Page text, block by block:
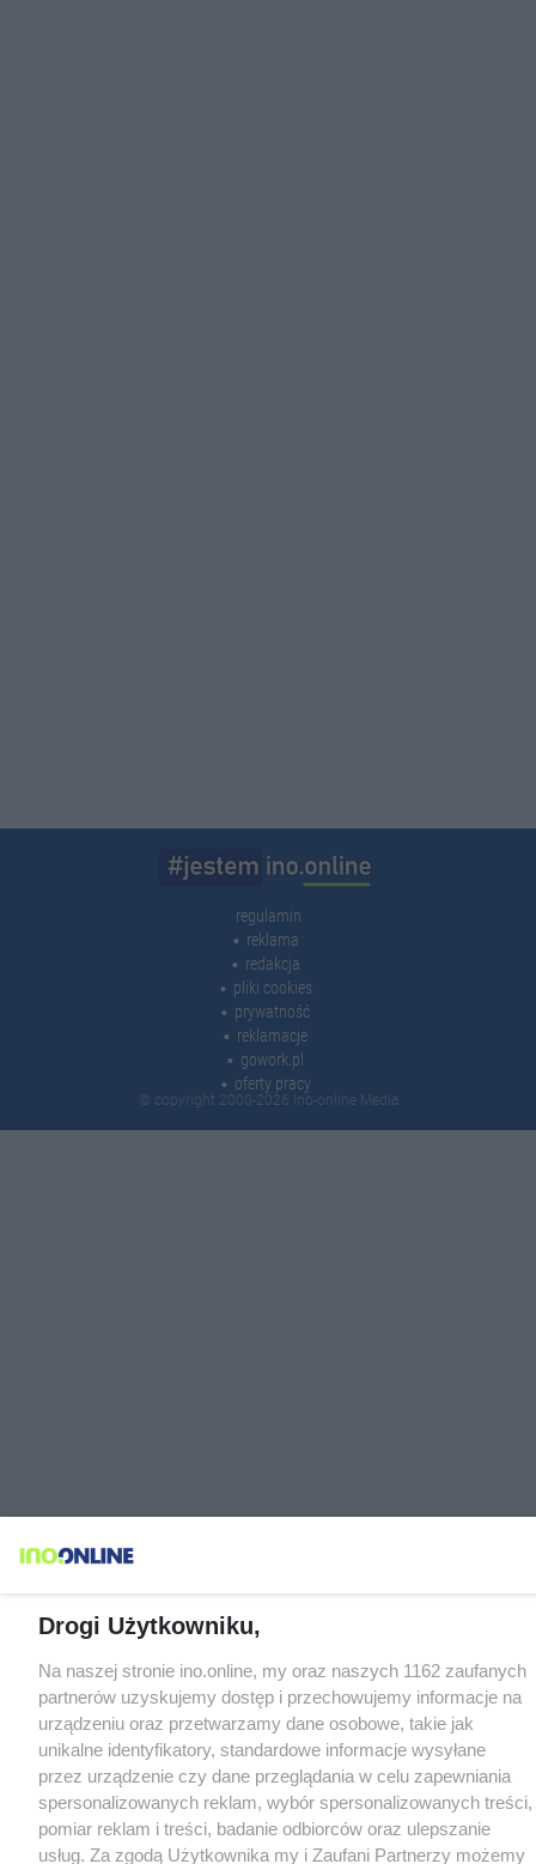
regulamin
reklama
redakcja
pliki cookies
prywatność
reklamacje
gowork.pl
oferty pracy
© copyright 2000-2026 Ino-online Media
Drogi Użytkowniku,
Na naszej stronie ino.online, my oraz naszych 1162 zaufanych
partnerów uzyskujemy dostęp i przechowujemy informacje na
urządzeniu oraz przetwarzamy dane osobowe, takie jak
unikalne identyfikatory, standardowe informacje wysyłane
przez urządzenie czy dane przeglądania w celu zapewniania
spersonalizowanych reklam, wybór spersonalizowanych treści,
pomiar reklam i treści, badanie odbiorców oraz ulepszanie
usług. Za zgodą Użytkownika my i Zaufani Partnerzy możemy